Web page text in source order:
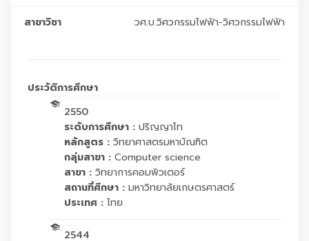
สาขาวิชา วศ.บ.วิศวกรรมไฟฟ้า-วิศวกรรมไฟฟ้า
ประวัติการศึกษา
2550
ระดับการศึกษา : ปริญญาโท
หลักสูตร : วิทยาศาสตรมหาบัณฑิต
กลุ่มสาขา : Computer science
สาขา : วิทยาการคอมพิวเตอร์
สถานที่ศึกษา : มหาวิทยาลัยเกษตรศาสตร์
ประเทศ : ไทย
2544